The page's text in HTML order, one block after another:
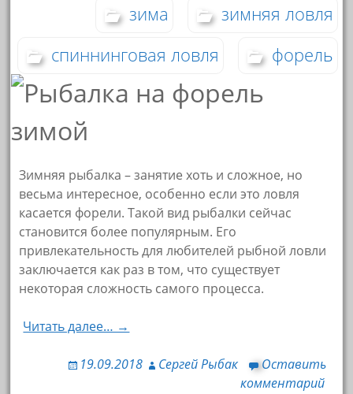
зима
зимняя ловля
спиннинговая ловля
форель
Зимняя рыбалка – занятие хоть и сложное, но
весьма интересное, особенно если это ловля
касается форели. Такой вид рыбалки сейчас
становится более популярным. Его
привлекательность для любителей рыбной ловли
заключается как раз в том, что существует
некоторая сложность самого процесса.
Читать далее… →
19.09.2018 Сергей Рыбак
Оставить
комментарий